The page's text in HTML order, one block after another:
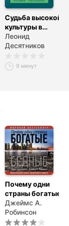
Судьба высокой
культуры в
постсоветскую
эпоху
Леонид
Десятников
9 минут
Почему одни
страны богатые, а
другие бедные.
Происхождение
власти,
Джеймс А.
Робинсон